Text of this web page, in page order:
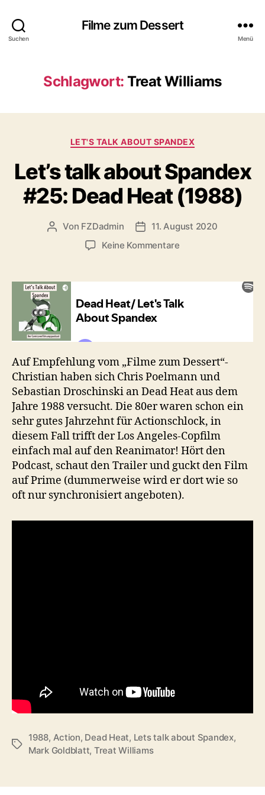
Suchen
Filme zum Dessert
Menü
Schlagwort: Treat Williams
Kategorien
LET'S TALK ABOUT SPANDEX
Let’s talk about Spandex
#25: Dead Heat (1988)
Beitragsautor
Von FZDadmin Veröffentlichungsdatum
11. August 2020
Keine Kommentarezu
about
#25:
Auf Empfehlung vom „Filme zum Dessert“-
Christian haben sich Chris Poelmann und
Sebastian Droschinski an Dead Heat aus dem
Jahre 1988 versucht. Die 80er waren schon ein
sehr gutes Jahrzehnt für Actionschlock, in
diesem Fall trifft der Los Angeles-Copfilm
einfach mal auf den Reanimator! Hört den
Podcast, schaut den Trailer und guckt den Film
auf Prime (dummerweise wird er dort wie so
oft nur synchronisiert angeboten).
Schlagwörter
1988, Action, Dead Heat, Lets talk about Spandex,
Mark Goldblatt, Treat Williams